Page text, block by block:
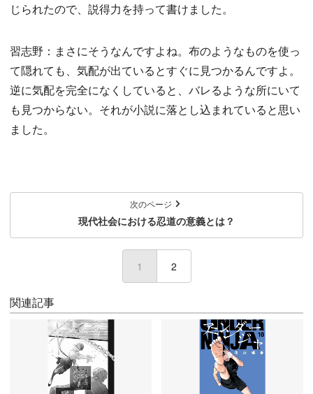
じられたので、説得力を持って書けました。
習志野：まさにそうなんですよね。布のようなものを使っ
て隠れても、気配が出ているとすぐに見つかるんですよ。
逆に気配を完全になくしていると、バレるような所にいて
も見つからない。それが小説に落とし込まれていると思い
ました。
次のページ
現代社会における忍道の意義とは？
1 (current)
2
関連記事